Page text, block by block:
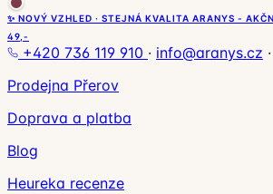
✨ NOVÝ VZHLED · STEJNÁ KVALITA ARANYS -
49,-
+420 736 119 910 · info@aranys.cz ·
Prodejna Přerov
Doprava a platba
Blog
Heureka recenze